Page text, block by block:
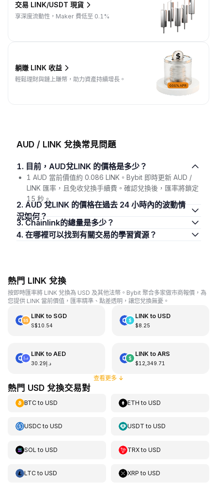
交易 LINK/USDT 現貨
享深度流動性，Maker 費低至 0.1%
躺賺 LINK 收益
輕鬆理財與鏈上賺幣，助力資產持續增長。
AUD / LINK 兌換常見問題
1. 目前，AUD兌LINK 的價格是多少？
1 AUD 當前價值約 0.086 LINK。Bybit 即時更新 AUD /
LINK 匯率，且免收兌換手續費。確認兌換後，匯率將鎖定
15 秒。
2. AUD 兌LINK 的價格在過去 24 小時內的波動情
況如何？
3. Chainlink的總量是多少？
4. 在哪裡可以找到有關交易的學習資源？
熱門 LINK 兌換
按即時匯率將 LINK 兌換為 USD 及其他法幣。Bybit 聚合多家做市商報價，為
您提供 LINK 當前價值，匯率精準、點差透明，讓您兌換無憂。
LINK to SGD
S$10.54
LINK to USD
$8.25
LINK to AED
د.إ30.29
LINK to ARS
$12,349.71
查看更多↓
熱門 USD 兌換交易對
BTCto USD ETH toUSD
USDCto USD USDT toUSD
SOL to USD TRXtoUSD
LTCto USD XRP toUSD